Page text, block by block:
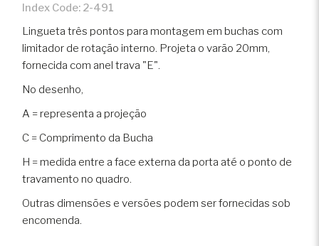
Index Code: 2-491
Lingueta três pontos para montagem em buchas com
limitador de rotação interno. Projeta o varão 20mm,
fornecida com anel trava "E".
No desenho,
A = representa a projeção
C = Comprimento da Bucha
H = medida entre a face externa da porta até o ponto de
travamento no quadro.
Outras dimensões e versões podem ser fornecidas sob
encomenda.